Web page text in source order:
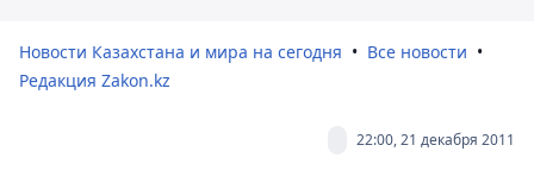
Новости Казахстана и мира на сегодня
Все новости
Редакция Zakon.kz
22:00, 21 декабря 2011